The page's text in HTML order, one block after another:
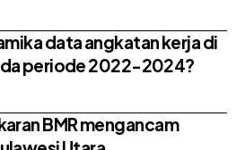
data angkatan kerja di
periode 2022-2024?
BMR mengancam